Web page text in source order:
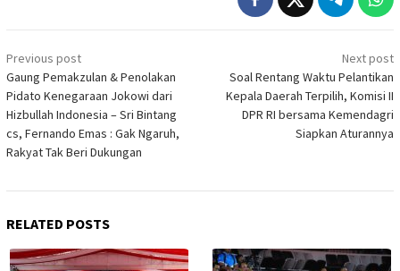
Post
navigation
Previous post
Gaung Pemakzulan & Penolakan
Pidato Kenegaraan Jokowi dari
Hizbullah Indonesia – Sri Bintang
cs, Fernando Emas : Gak Ngaruh,
Rakyat Tak Beri Dukungan
Next post
Soal Rentang Waktu Pelantikan
Kepala Daerah Terpilih, Komisi II
DPR RI bersama Kemendagri
Siapkan Aturannya
RELATED POSTS